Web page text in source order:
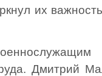
их
Дмитрий